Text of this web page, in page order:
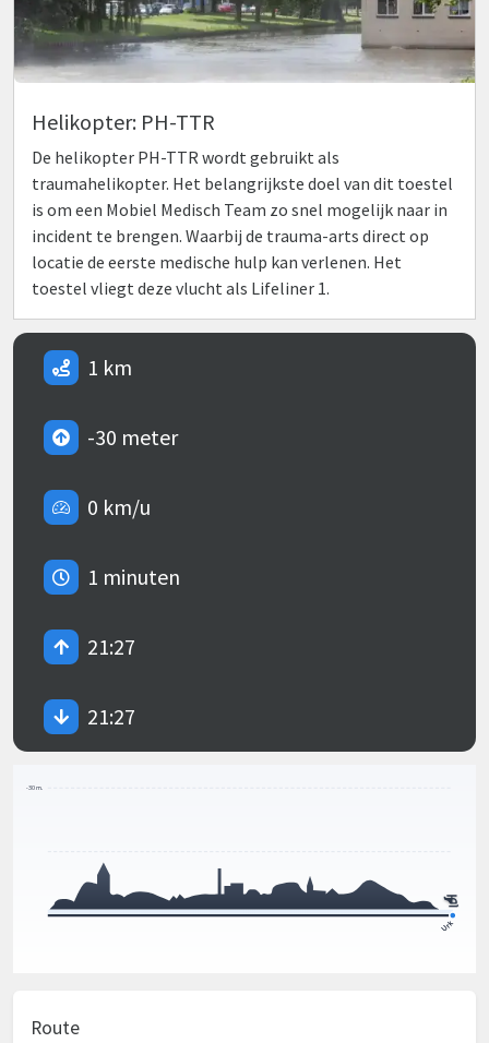
Helikopter: PH-TTR
De helikopter PH-TTR wordt gebruikt als
traumahelikopter. Het belangrijkste doel van dit toestel
is om een Mobiel Medisch Team zo snel mogelijk naar in
incident te brengen. Waarbij de trauma-arts direct op
locatie de eerste medische hulp kan verlenen. Het
toestel vliegt deze vlucht als Lifeliner 1.
1 km
-30 meter
0 km/u
1 minuten
21:27
21:27
Route